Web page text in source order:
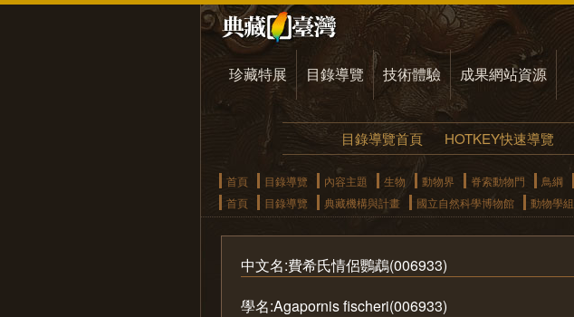
珍藏特展 目錄導覽 技術體驗 成果網站資源
目錄導覽首頁 HOTKEY快速導覽
首頁 目錄導覽 內容主題 生物 動物界 脊索動物門 鳥綱
首頁
目錄導覽 典藏機構與計畫 國立自然科學博物館 動物學組
中文名:費希氏情侶鸚鵡(006933)
學名:Agapornis fischeri(006933)